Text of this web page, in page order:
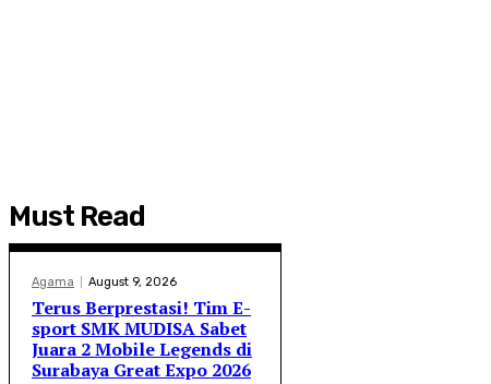
Must Read
Agama August 9, 2026
Terus Berprestasi! Tim E-
sport SMK MUDISA Sabet
Juara 2 Mobile Legends di
Surabaya Great Expo 2026